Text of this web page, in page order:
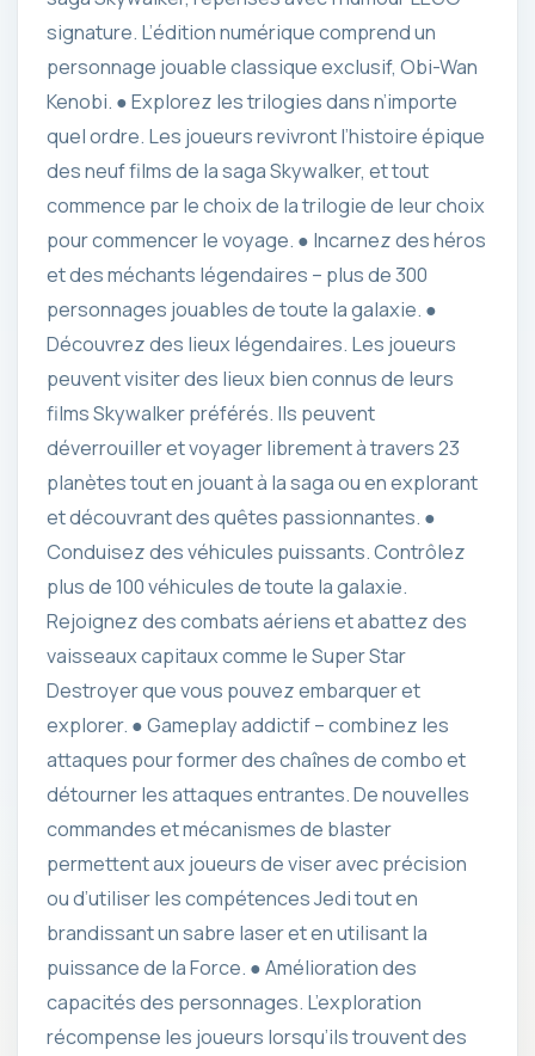
signature. L’édition numérique comprend un
personnage jouable classique exclusif, Obi-Wan
Kenobi. ● Explorez les trilogies dans n’importe
quel ordre. Les joueurs revivront l’histoire épique
des neuf films de la saga Skywalker, et tout
commence par le choix de la trilogie de leur choix
pour commencer le voyage. ● Incarnez des héros
et des méchants légendaires – plus de 300
personnages jouables de toute la galaxie. ●
Découvrez des lieux légendaires. Les joueurs
peuvent visiter des lieux bien connus de leurs
films Skywalker préférés. Ils peuvent
déverrouiller et voyager librement à travers 23
planètes tout en jouant à la saga ou en explorant
et découvrant des quêtes passionnantes. ●
Conduisez des véhicules puissants. Contrôlez
plus de 100 véhicules de toute la galaxie.
Rejoignez des combats aériens et abattez des
vaisseaux capitaux comme le Super Star
Destroyer que vous pouvez embarquer et
explorer. ● Gameplay addictif – combinez les
attaques pour former des chaînes de combo et
détourner les attaques entrantes. De nouvelles
commandes et mécanismes de blaster
permettent aux joueurs de viser avec précision
ou d’utiliser les compétences Jedi tout en
brandissant un sabre laser et en utilisant la
puissance de la Force. ● Amélioration des
capacités des personnages. L’exploration
récompense les joueurs lorsqu’ils trouvent des